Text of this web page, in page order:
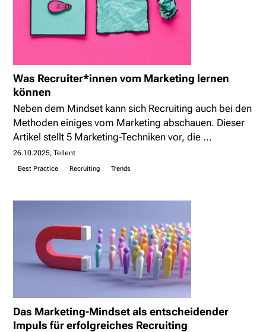
Was Recruiter*innen vom Marketing lernen
können
Neben dem Mindset kann sich Recruiting auch bei den
Methoden einiges vom Marketing abschauen. Dieser
Artikel stellt 5 Marketing-Techniken vor, die ...
26.10.2025 Tellent
Best Practice Recruiting Trends
Das Marketing-Mindset als entscheidender
Impuls für erfolgreiches Recruiting